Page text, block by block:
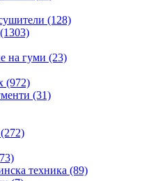
(128)
(1303)
на гуми (23)
(972)
(31)
(272)
техника (89)